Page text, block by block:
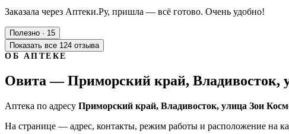
Заказала через Аптеки.Ру, пришла — всё готово. Очень удобно!
Полезно · 15
Показать все 124 отзыва
ОБ АПТЕКЕ
Овита — Приморский край, Владивосток,
Аптека по адресу Приморский край, Владивосток, улица Зои
На странице — адрес, контакты, режим работы и расположение на